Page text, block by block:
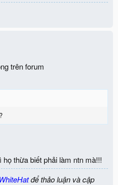
trên forum
thừa biết phải làm ntn mà!!!
để thảo luận và cập